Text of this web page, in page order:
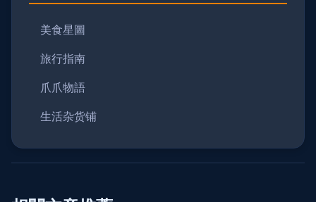
美食星圖
旅行指南
爪爪物語
生活杂货铺